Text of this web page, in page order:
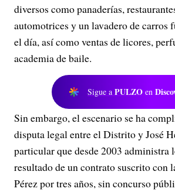
diversos como panaderías,
automotrices y un lavadero de carros
el día, así como ventas de licores,
academia de baile.
Sigue a PULZO en
Sin embargo, el escenario se ha
disputa legal entre el Distrito y José
particular que desde 2003 administra
resultado de un contrato suscrito con
Pérez por tres años, sin concurso